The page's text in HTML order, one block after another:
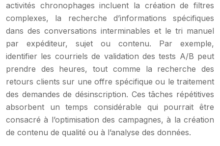
activités chronophages incluent la création de filtres
complexes, la recherche d’informations spécifiques
dans des conversations interminables et le tri manuel
par expéditeur, sujet ou contenu. Par exemple,
identifier les courriels de validation des tests A/B peut
prendre des heures, tout comme la recherche des
retours clients sur une offre spécifique ou le traitement
des demandes de désinscription. Ces tâches répétitives
absorbent un temps considérable qui pourrait être
consacré à l’optimisation des campagnes, à la création
de contenu de qualité ou à l’analyse des données.